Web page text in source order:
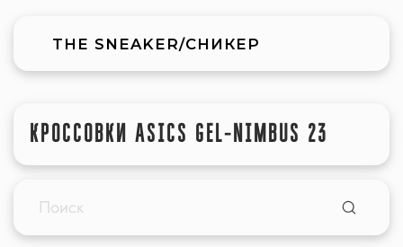
THE SNEAKER/СНИКЕР
КРОССОВКИ ASICS GEL-NIMBUS 23